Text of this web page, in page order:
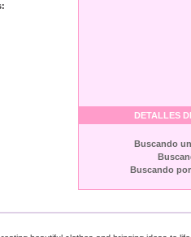
DETALLES
Buscando
Buscando